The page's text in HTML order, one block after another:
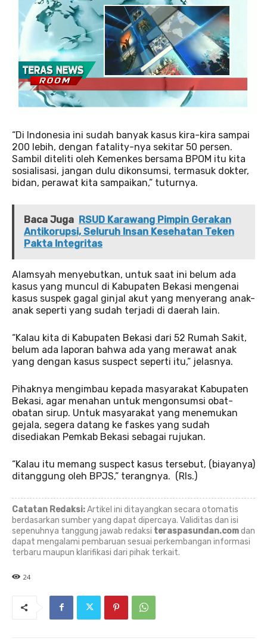
“Di Indonesia ini sudah banyak kasus kira-kira sampai
200 lebih, dengan fatality-nya sekitar 50 persen.
Sambil diteliti oleh Kemenkes bersama BPOM itu kita
sosialisasi, jangan dulu dikonsumsi, termasuk dokter,
bidan, perawat kita sampaikan,” tuturnya.
Baca Juga RSUD Karawang Pimpin Gerakan
Antikorupsi, Seluruh Insan Kesehatan Teken
Pakta Integritas
Alamsyah menyebutkan, untuk saat ini belum ada
kasus yang muncul di Kabupaten Bekasi mengenai
kasus suspek gagal ginjal akut yang menyerang anak-
anak seperti yang sudah terjadi di daerah lain.
“Kalau kita di Kabupaten Bekasi dari 52 Rumah Sakit,
belum ada laporan bahwa ada yang merawat anak
yang dengan kasus suspect seperti itu,” jelasnya.
Pihaknya mengimbau kepada masyarakat Kabupaten
Bekasi, agar menahan untuk mengonsumsi obat-
obatan sirup. Untuk masyarakat yang menemukan
gejala, segera datang ke faskes yang sudah
disediakan Pemkab Bekasi sebagai rujukan.
“Kalau itu memang suspect kasus tersebut, (biayanya)
ditanggung oleh BPJS,” terangnya. (Rls.)
Catatan Redaksi:Artikel ini ditayangkan secara otomatis
berdasarkan sumber yang dapat dipercaya. Validitas dan isi
sepenuhnya tanggung jawab redaksi teraspasundan.comdan
dapat mengalami pembaruan sesuai perkembangan informasi
terbaru maupun klarifikasi dari pihak terkait.
24